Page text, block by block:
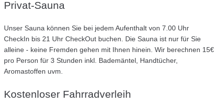
Privat-Sauna
Unser Sauna können Sie bei jedem Aufenthalt von 7.00 Uhr
CheckIn bis 21 Uhr CheckOut buchen. Die Sauna ist nur für Sie
alleine - keine Fremden gehen mit Ihnen hinein. Wir berechnen 15€
pro Person für 3 Stunden inkl. Bademäntel, Handtücher,
Aromastoffen uvm.
Kostenloser Fahrradverleih